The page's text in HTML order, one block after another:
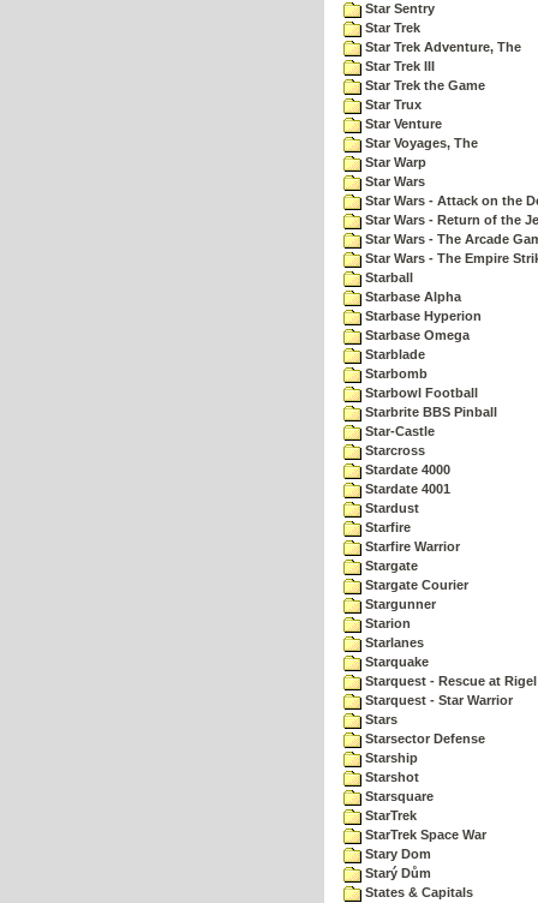
Star Sentry
Star Trek
Star Trek Adventure, The
Star Trek III
Star Trek the Game
Star Trux
Star Venture
Star Voyages, The
Star Warp
Star Wars
Star Wars - Attack on the
Star Wars - Return of the
Star Wars - The Arcade
Star Wars - The Empire
Starball
Starbase Alpha
Starbase Hyperion
Starbase Omega
Starblade
Starbomb
Starbowl Football
Starbrite BBS Pinball
Star-Castle
Starcross
Stardate 4000
Stardate 4001
Stardust
Starfire
Starfire Warrior
Stargate
Stargate Courier
Stargunner
Starion
Starlanes
Starquake
Starquest - Rescue at Rigel
Starquest - Star Warrior
Stars
Starsector Defense
Starship
Starshot
Starsquare
StarTrek
StarTrek Space War
Stary Dom
Starý Dům
States & Capitals